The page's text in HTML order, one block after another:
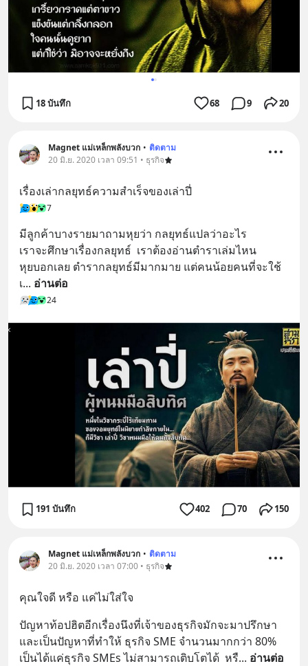
18 บันทึก 68 9 20
Magnet แม่เหล็กพลังบวก • ติดตาม
20 มิ.ย. 2020 เวลา 09:51 • ธุรกิจ
เรื่องเล่ากลยุทธ์ความสำเร็จของเล่าปี่
7
มีลูกค้าบางรายมาถามหุยว่า กลยุทธ์แปลว่าอะไร
เราจะศึกษาเรื่องกลยุทธ์  เราต้องอ่านตำราเล่มไหน
หุยบอกเลย ตำรากลยุทธ์มีมากมาย แต่คนน้อยคนที่จะใช้
เ... อ่านต่อ
24
191 บันทึก 402 70 150
Magnet แม่เหล็กพลังบวก • ติดตาม
20 มิ.ย. 2020 เวลา 07:00 • ธุรกิจ
คุณใจดี หรือ แค่ไม่ใส่ใจ
ปัญหาท้อปฮิตอีกเรื่องนึงที่เจ้าของธุรกิจมักจะมาปรึกษา
และเป็นปัญหาที่ทำให้ ธุรกิจ SME จำนวนมากกว่า 80%
เป็นได้แค่ธุรกิจ SMEs ไม่สามารถเติบโตได้  หรื... อ่านต่อ